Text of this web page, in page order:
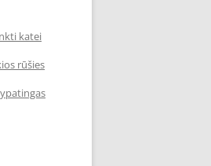
katei
rūšies